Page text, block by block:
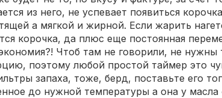
из него, не успевает появиться
а мягкой и жирной. Если жарить
корочка, да плюс еще постоянная
Чтоб там не говорили, не нужны
поэтому любой простой таймер это
запаха, тоже, берд, поставьте его
до нужной температуры а она у